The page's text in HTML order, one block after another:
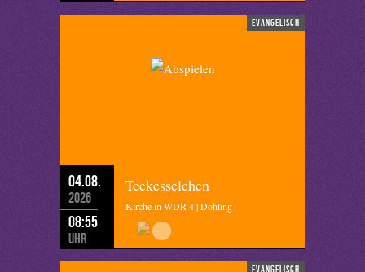
evangelisch
04.08.
2026
08:55
Uhr
Teekesselchen
Kirche in WDR 4 | Döhling
evangelisch